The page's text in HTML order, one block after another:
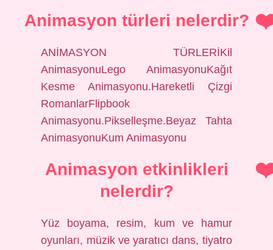
Animasyon türleri nelerdir?
ANİMASYON TÜRLERİKil
AnimasyonuLego AnimasyonuKağıt
Kesme Animasyonu.Hareketli Çizgi
RomanlarFlipbook
Animasyonu.Pikselleşme.Beyaz Tahta
AnimasyonuKum Animasyonu
Animasyon etkinlikleri
nelerdir?
Yüz boyama, resim, kum ve hamur
oyunları, müzik ve yaratıcı dans, tiyatro